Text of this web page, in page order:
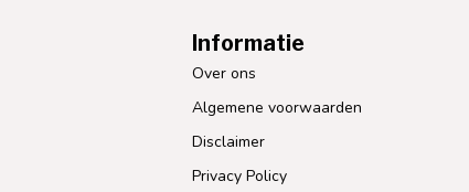
Informatie
Over ons
Algemene voorwaarden
Disclaimer
Privacy Policy